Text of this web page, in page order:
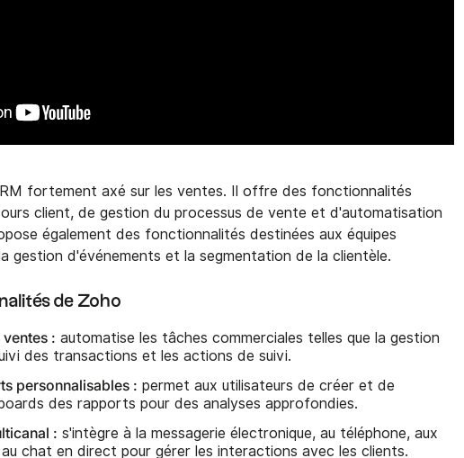
fortement axé sur les ventes. Il offre des fonctionnalités
client, de gestion du processus de vente et d'automatisation
également des fonctionnalités destinées aux équipes
gestion d'événements et la segmentation de la clientèle.
de Zoho
: automatise les tâches commerciales telles que la gestion
des transactions et les actions de suivi.
personnalisables : permet aux utilisateurs de créer et de
des rapports pour des analyses approfondies.
: s'intègre à la messagerie électronique, au téléphone, aux
chat en direct pour gérer les interactions avec les clients.